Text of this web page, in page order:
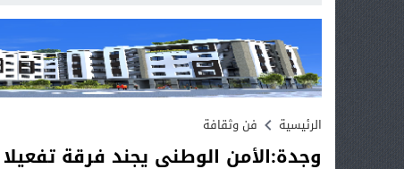
Stop
Previous
Next
الرئيسية
فن وثقافة
وجدة:الأمن الوطني يجند فرقة